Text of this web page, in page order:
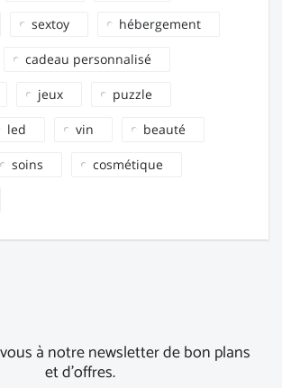
sextoy hébergement
cadeau personnalisé
jeux puzzle
led vin beauté
soins cosmétique
à notre newsletter de bon plans
et d'offres.